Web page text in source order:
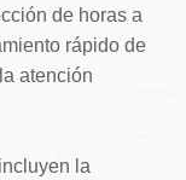
de horas a
rápido de
atención
la